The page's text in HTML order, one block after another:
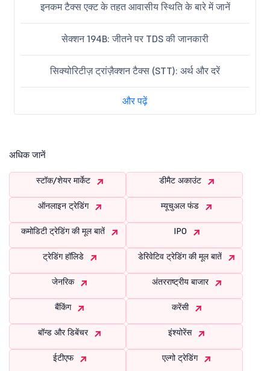
इनकम टैक्स एक्ट के तहत आवासीय स्थिति के बारे में जानें
सेक्शन 194B: जीतने पर TDS की जानकारी
सिक्योरिटीज़ ट्रांज़ैक्शन टैक्स (STT): अर्थ और दरें
और पढ़ें
अधिक जानें
स्टॉक/शेयर मार्केट डीमैट अकाउंट
ऑनलाइन ट्रेडिंग म्यूचुअल फंड
कमोडिटी ट्रेडिंग की मूल बातें IPO
ट्रेडिंग हॉलिडे डेरिवेटिव ट्रेडिंग की मूल बातें
जेनरिक अंतरराष्ट्रीय बाजार
बैंकिंग करेंसी
बॉन्ड और डिबेंचर इंश्योरेंस
ईटीएफ एल्गो ट्रेडिंग